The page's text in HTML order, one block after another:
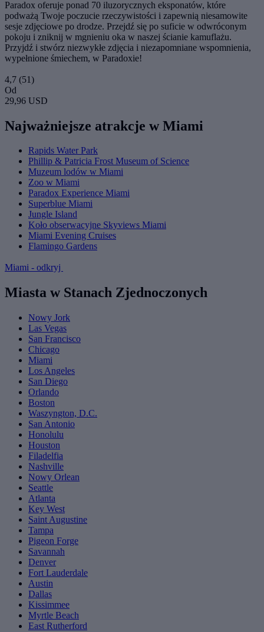
Paradox oferuje ponad 70 iluzorycznych eksponatów, które
podważą Twoje poczucie rzeczywistości i zapewnią niesamowite
sesje zdjęciowe po drodze. Przejdź się po suficie w odwróconym
pokoju i zniknij w mgnieniu oka w naszej ścianie kamuflażu.
Przyjdź i stwórz niezwykłe zdjęcia i niezapomniane wspomnienia,
wypełnione śmiechem, w Paradoxie!
4,7 (51)
Od
29,96 USD
Najważniejsze atrakcje w Miami
Rapids Water Park
Phillip & Patricia Frost Museum of Science
Muzeum lodów w Miami
Zoo w Miami
Paradox Experience Miami
Superblue Miami
Jungle Island
Koło obserwacyjne Skyviews Miami
Miami Evening Cruises
Flamingo Gardens
Miami - odkryj
Miasta w Stanach Zjednoczonych
Nowy Jork
Las Vegas
San Francisco
Chicago
Miami
Los Angeles
San Diego
Orlando
Boston
Waszyngton, D.C.
San Antonio
Honolulu
Houston
Filadelfia
Nashville
Nowy Orlean
Seattle
Atlanta
Key West
Saint Augustine
Tampa
Pigeon Forge
Savannah
Denver
Fort Lauderdale
Austin
Dallas
Kissimmee
Myrtle Beach
East Rutherford